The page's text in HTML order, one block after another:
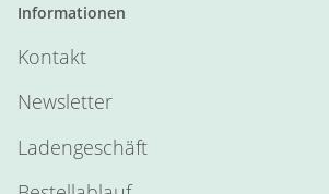
Informationen
Kontakt
Newsletter
Ladengeschäft